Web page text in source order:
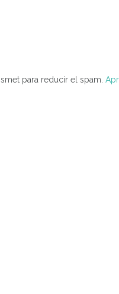
para reducir el spam.